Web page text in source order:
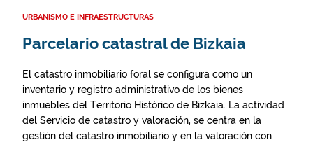
URBANISMO E INFRAESTRUCTURAS
Parcelario catastral de Bizkaia
El catastro inmobiliario foral se configura como un
inventario y registro administrativo de los bienes
inmuebles del Territorio Histórico de Bizkaia. La actividad
del Servicio de catastro y valoración, se centra en la
gestión del catastro inmobiliario y en la valoración con